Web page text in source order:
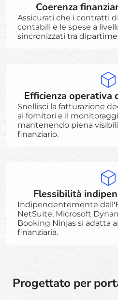
Coerenza
Assicurati che i contratti
contabili e le spese a
sincronizzati tra
Efficienza operativa
Snellisci la fatturazione
ai fornitori e il
mantenendo piena
finanziario.
Flessibilità
Indipendentemente
NetSuite, Microsoft
Booking Ninjas si adatta
finanziaria.
Progettato per